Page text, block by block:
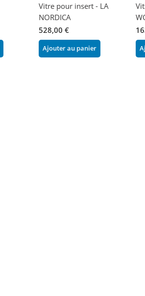
Vitre pour insert - LA
NORDICA
528,00 €
Ajouter au panier